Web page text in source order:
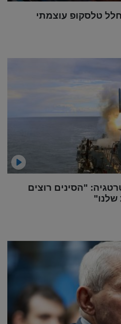
טלסקופ עוצמתי
"הסינים רוצים